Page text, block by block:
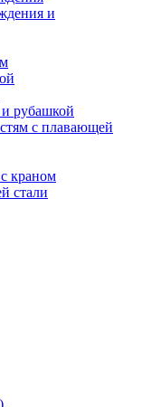
и
рубашкой
с плавающей
краном
стали